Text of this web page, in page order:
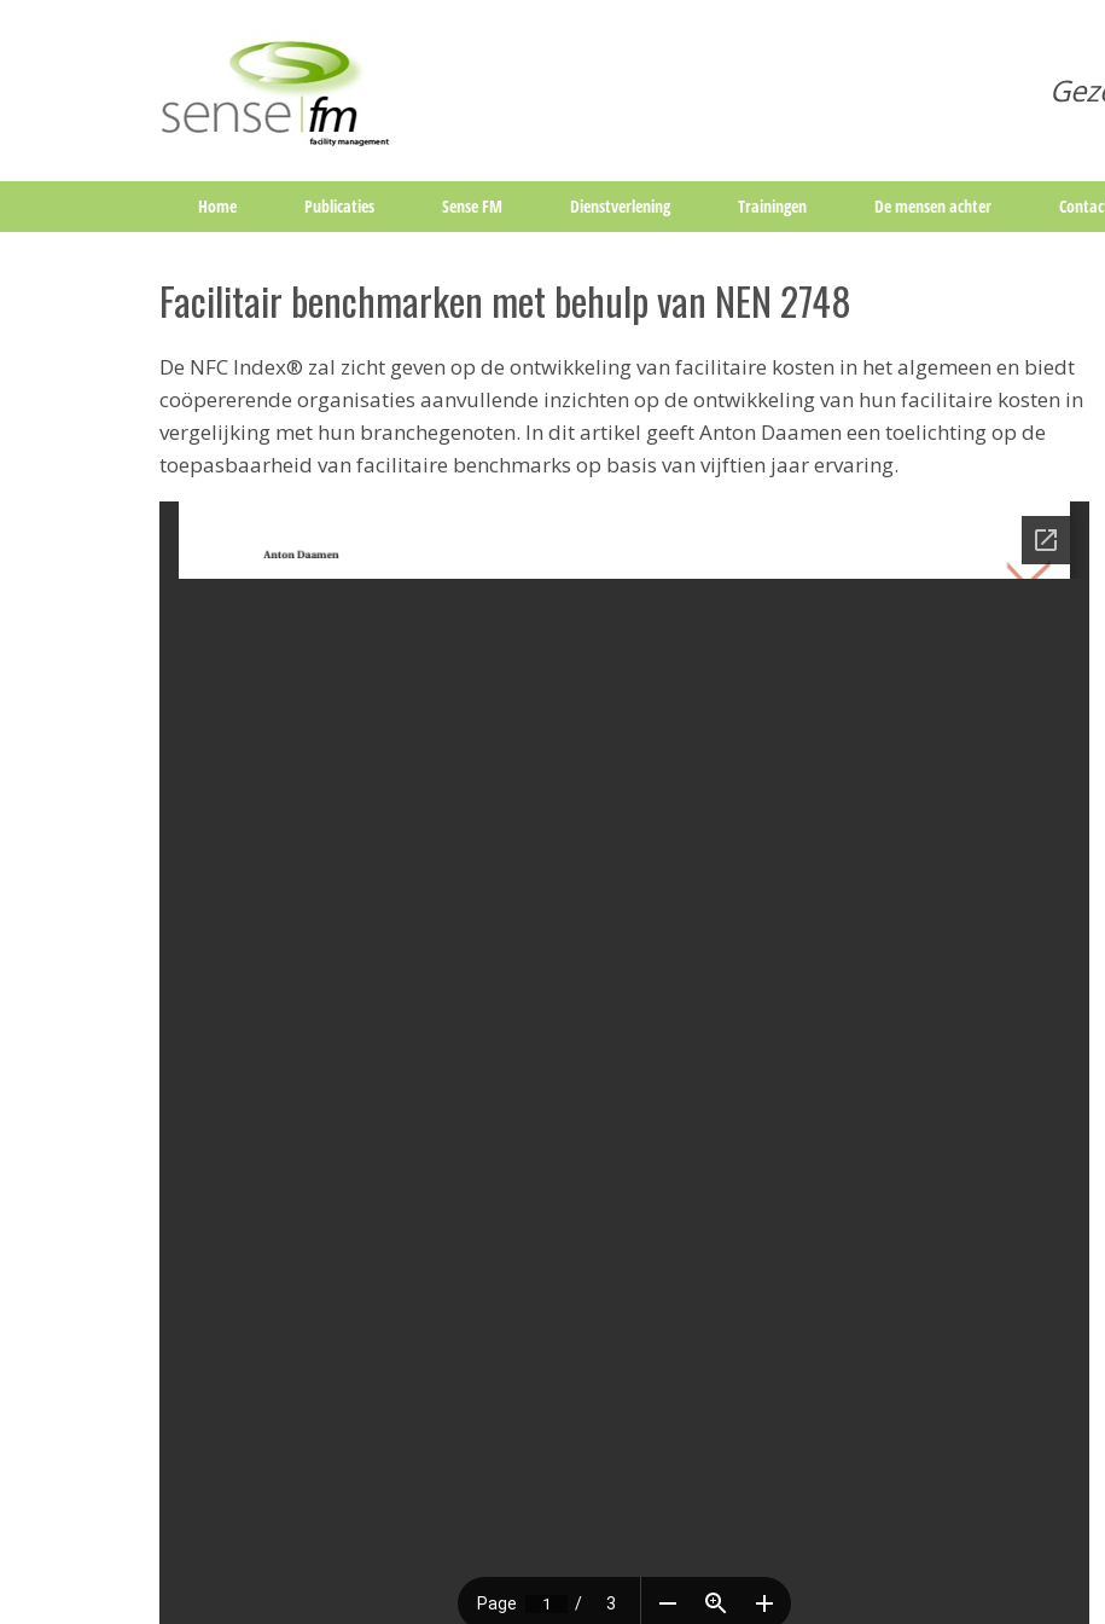
Home Publicaties Sense FM Dienstverlening Trainingen De mensen achter
Facilitair benchmarken met behulp van NEN 2748
De NFC Index® zal zicht geven op de ontwikkeling van facilitaire kosten in het algemeen en biedt
coöpererende organisaties aanvullende inzichten op de ontwikkeling van hun facilitaire kosten in
vergelijking met hun branchegenoten. In dit artikel geeft Anton Daamen een toelichting op de
toepasbaarheid van facilitaire benchmarks op basis van vijftien jaar ervaring.